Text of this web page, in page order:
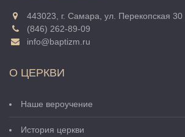
443023, г. Самара, ул. Перекопская 30
(846) 262-89-09
info@baptizm.ru
О ЦЕРКВИ
Наше вероучение
История церкви